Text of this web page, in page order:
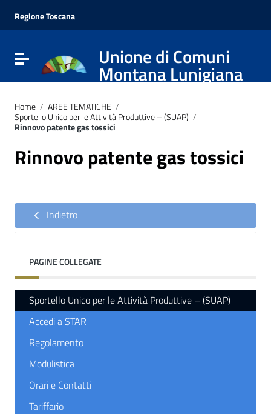
Vai al menu di navigazione
Vai al footer
Regione Toscana
Attiva / disattiva la navigazioneUnione di Comuni
Montana Lunigiana
Home / AREE TEMATICHE /
Sportello Unico per le Attività Produttive – (SUAP) /
Rinnovo patente gas tossici
Rinnovo patente gas tossici
Indietro
PAGINE COLLEGATE
Sportello Unico per le Attività Produttive – (SUAP)
Accedi a STAR
Regolamento
Modulistica
Orari e Contatti
Tariffario